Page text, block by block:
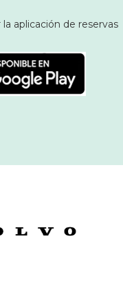
aplicación de reservas